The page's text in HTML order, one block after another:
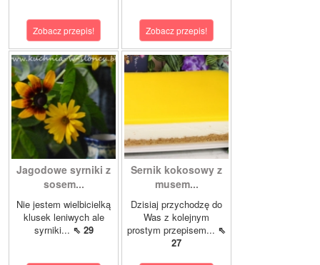
Zobacz przepis! Zobacz przepis!
Jagodowe syrniki z
sosem...
Nie jestem wielbicielką
klusek leniwych ale
syrniki... ⇖ 29
Sernik kokosowy z
musem...
Dzisiaj przychodzę do
Was z kolejnym
prostym przepisem... ⇖
27